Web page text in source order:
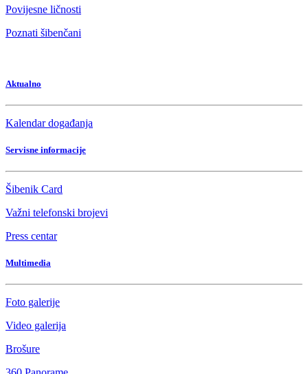
Povijesne ličnosti
Poznati šibenčani
Aktualno
Kalendar događanja
Servisne informacije
Šibenik Card
Važni telefonski brojevi
Press centar
Multimedia
Foto galerije
Video galerija
Brošure